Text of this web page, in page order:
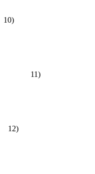
10)
11)
12)